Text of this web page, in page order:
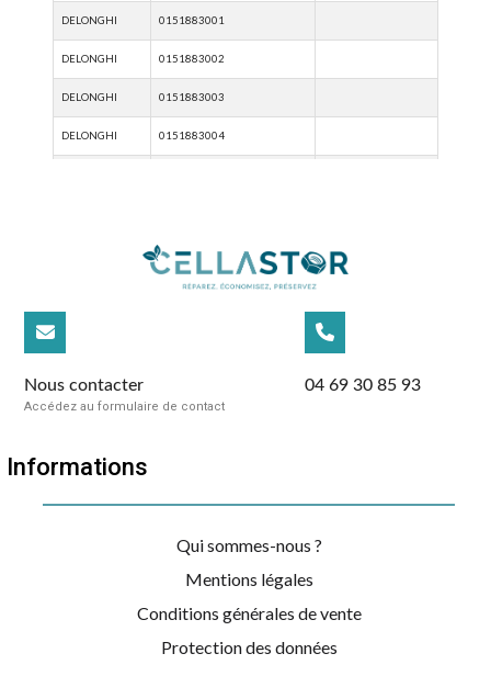
Nous contacter
Accédez au formulaire de contact
04 69 30 85 93
Informations
Qui sommes-nous ?
Mentions légales
Conditions générales de vente
Protection des données